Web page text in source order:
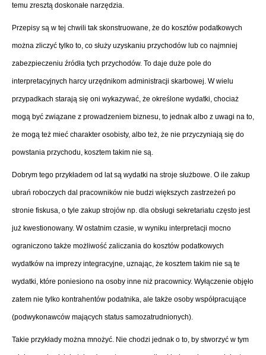
temu zresztą doskonałe narzędzia.
Przepisy są w tej chwili tak skonstruowane, że do kosztów podatkowych
można zliczyć tylko to, co służy uzyskaniu przychodów lub co najmniej
zabezpieczeniu źródła tych przychodów. To daje duże pole do
interpretacyjnych harcy urzędnikom administracji skarbowej. W wielu
przypadkach starają się oni wykazywać, że określone wydatki, chociaż
mogą być związane z prowadzeniem biznesu, to jednak albo z uwagi na to,
że mogą też mieć charakter osobisty, albo też, że nie przyczyniają się do
powstania przychodu, kosztem takim nie są.
Dobrym tego przykładem od lat są wydatki na stroje służbowe. O ile zakup
ubrań roboczych dal pracowników nie budzi większych zastrzeżeń po
stronie fiskusa, o tyle zakup strojów np. dla obsługi sekretariatu często jest
już kwestionowany. W ostatnim czasie, w wyniku interpretacji mocno
ograniczono także możliwość zaliczania do kosztów podatkowych
wydatków na imprezy integracyjne, uznając, że kosztem takim nie są te
wydatki, które poniesiono na osoby inne niż pracownicy. Wyłączenie objęło
zatem nie tylko kontrahentów podatnika, ale także osoby współpracujące
(podwykonawców mających status samozatrudnionych).
Takie przykłady można mnożyć. Nie chodzi jednak o to, by stworzyć w tym